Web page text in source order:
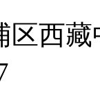
区西